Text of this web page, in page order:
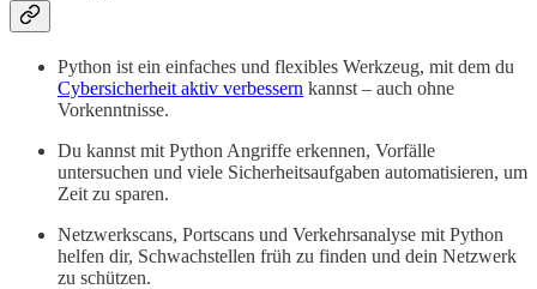
Python ist ein einfaches und flexibles Werkzeug, mit dem du
Cybersicherheit aktiv verbessern kannst – auch ohne
Vorkenntnisse.
Du kannst mit Python Angriffe erkennen, Vorfälle
untersuchen und viele Sicherheitsaufgaben automatisieren, um
Zeit zu sparen.
Netzwerkscans, Portscans und Verkehrsanalyse mit Python
helfen dir, Schwachstellen früh zu finden und dein Netzwerk
zu schützen.